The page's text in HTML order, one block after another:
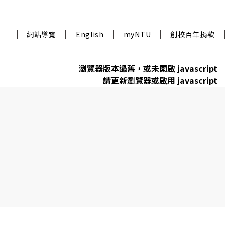
網站導覽 English myNTU 創校百年捐款
瀏覽器版本過舊，或未開啟 javascript
請更新瀏覽器或啟用 javascript